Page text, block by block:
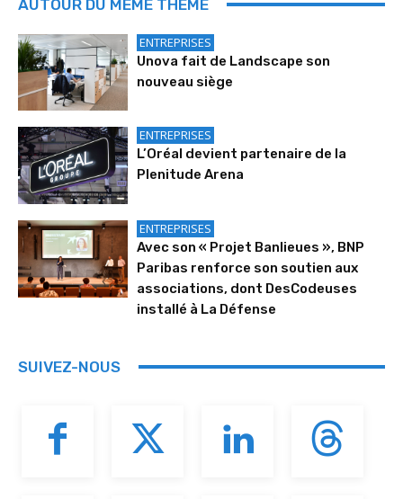
AUTOUR DU MÊME THÈME
ENTREPRISES
Unova fait de Landscape son
nouveau siège
ENTREPRISES
L’Oréal devient partenaire de la
Plenitude Arena
ENTREPRISES
Avec son « Projet Banlieues », BNP
Paribas renforce son soutien aux
associations, dont DesCodeuses
installé à La Défense
SUIVEZ-NOUS